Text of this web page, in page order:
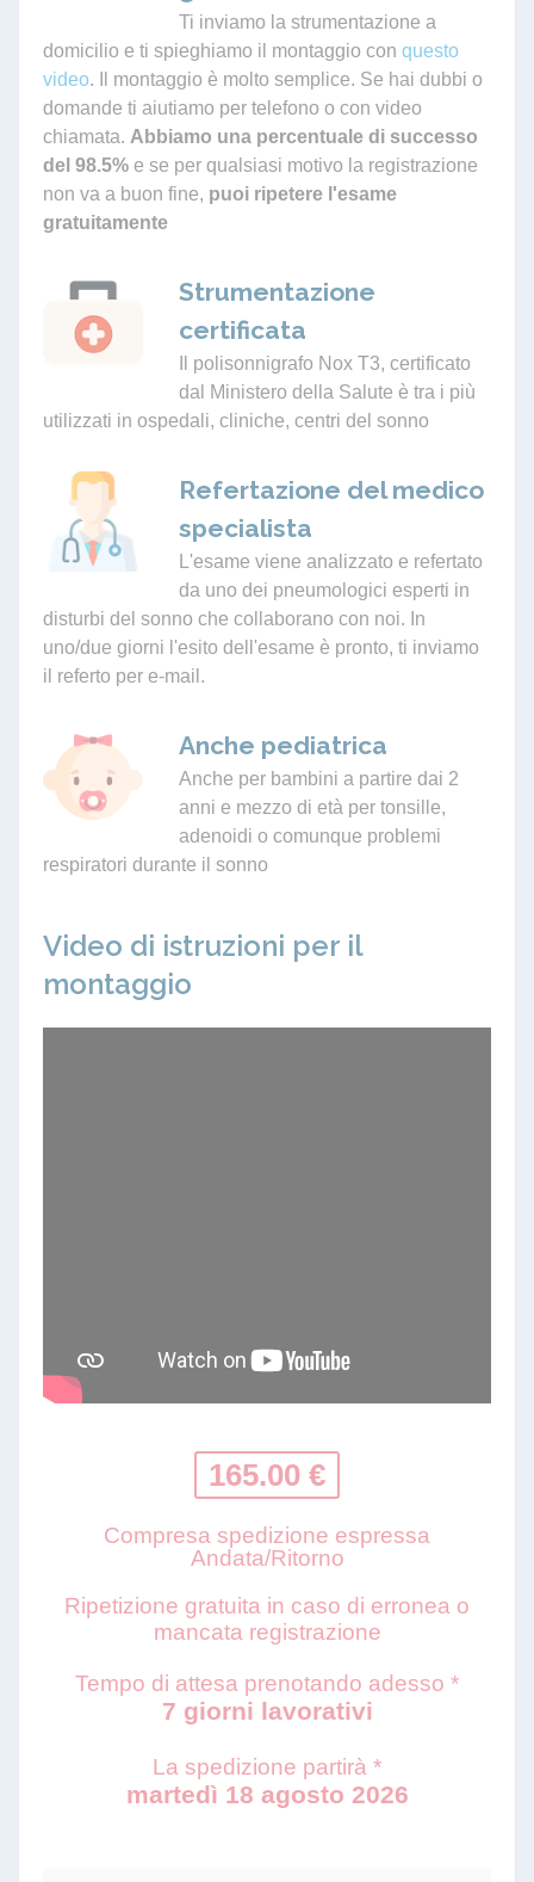
Ti inviamo la strumentazione a
domicilio e ti spieghiamo il montaggio con questo
video. Il montaggio è molto semplice. Se hai dubbi o
domande ti aiutiamo per telefono o con video
chiamata. Abbiamo una percentuale di successo
del 98.5% e se per qualsiasi motivo la registrazione
non va a buon fine, puoi ripetere l'esame
gratuitamente
Strumentazione
certificata
Il polisonnigrafo Nox T3, certificato
dal Ministero della Salute è tra i più
utilizzati in ospedali, cliniche, centri del sonno
Refertazione del medico
specialista
L'esame viene analizzato e refertato
da uno dei pneumologici esperti in
disturbi del sonno che collaborano con noi. In
uno/due giorni l'esito dell'esame è pronto, ti inviamo
il referto per e-mail.
Anche pediatrica
Anche per bambini a partire dai 2
anni e mezzo di età per tonsille,
adenoidi o comunque problemi
respiratori durante il sonno
Video di istruzioni per il
montaggio
165.00 €
Compresa spedizione espressa
Andata/Ritorno
Ripetizione gratuita in caso di erronea o
mancata registrazione
Tempo di attesa prenotando adesso *
7 giorni lavorativi
La spedizione partirà *
martedì 18 agosto 2026